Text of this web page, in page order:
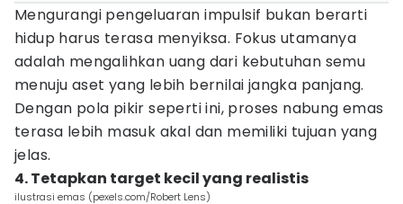
Mengurangi pengeluaran impulsif bukan berarti
hidup harus terasa menyiksa. Fokus utamanya
adalah mengalihkan uang dari kebutuhan semu
menuju aset yang lebih bernilai jangka panjang.
Dengan pola pikir seperti ini, proses nabung emas
terasa lebih masuk akal dan memiliki tujuan yang
jelas.
4. Tetapkan target kecil yang realistis
ilustrasi emas (pexels.com/Robert Lens)